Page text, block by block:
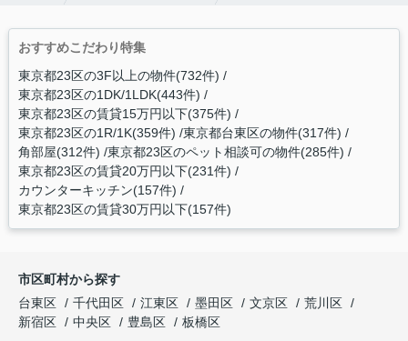
おすすめこだわり特集
東京都23区の3F以上の物件(732件)
東京都23区の1DK/1LDK(443件)
東京都23区の賃貸15万円以下(375件)
東京都23区の1R/1K(359件) 東京都台東区の物件(317件)
角部屋(312件) 東京都23区のペット相談可の物件(285件)
東京都23区の賃貸20万円以下(231件)
カウンターキッチン(157件)
東京都23区の賃貸30万円以下(157件)
市区町村から探す
台東区
千代田区 江東区 墨田区 文京区
荒川区
新宿区
中央区 豊島区
板橋区